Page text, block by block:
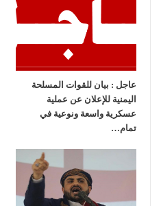
عاجل : بيان للقوات المسلحة
اليمنية للإعلان عن عملية
عسكرية واسعة ونوعية في
تمام…